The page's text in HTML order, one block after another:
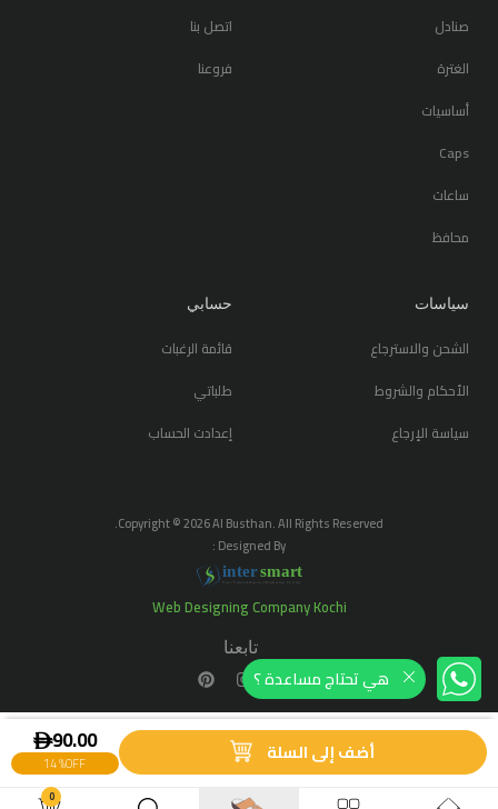
هي تحتاج مساعدة ؟
ê90.00
14 %OFF
أضف إلى السلة
صنادل
الغترة
أساسيات
Caps
ساعات
محافظ
اتصل بنا
فروعنا
سياسات
الشحن والاسترجاع
الأحكام والشروط
سياسة الإرجاع
حسابي
قائمة الرغبات
طلباتي
إعدادت الحساب
Copyright © 2026Al Busthan. All Rights Reserved.
Designed By :
intersmart
Your Trusted Digital Marketing Partner
Web Designing Company Kochi
تابعنا
0